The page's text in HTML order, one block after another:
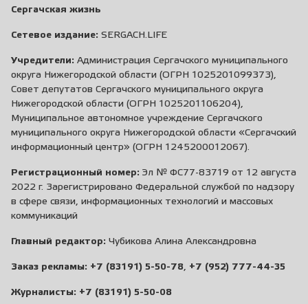
Сергачская жизнь
Сетевое издание: SERGACH.LIFE
Учредители: Администрация Сергачского муниципального
округа Нижегородской области (ОГРН 1025201099373),
Совет депутатов Сергачского муниципального округа
Нижегородской области (ОГРН 1025201106204),
Муниципальное автономное учреждение Сергачского
муниципального округа Нижегородской области «Сергачский
информационный центр» (ОГРН 1245200012067).
Регистрационный номер: Эл № ФС77-83719 от 12 августа
2022 г. Зарегистрировано Федеральной службой по надзору
в сфере связи, информационных технологий и массовых
коммуникаций
Главный редактор: Чубикова Алина Александровна
Заказ рекламы: +7 (83191) 5-50-78 +7 (952) 777-44-35
Журналисты: +7 (83191) 5-50-08